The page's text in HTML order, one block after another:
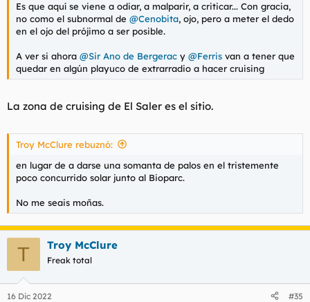
Es que aquí se viene a odiar, a malparir, a criticar... Con gracia,
no como el subnormal de @Cenobita, ojo, pero a meter el dedo
en el ojo del prójimo a ser posible.
A ver si ahora @Sir Ano de Bergerac y @Ferris van a tener que
quedar en algún playuco de extrarradio a hacer cruising
La zona de cruising de El Saler es el sitio.
Troy McClure rebuznó:
en lugar de a darse una somanta de palos en el tristemente
poco concurrido solar junto al Bioparc.
No me seais moñas.
T Troy McClure
Freak total
16 Dic 2022 #35